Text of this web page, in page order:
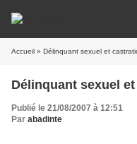
Accueil » Délinquant sexuel et
Délinquant sexuel
Publié le 21/08/2007 à 12:51
Par abadinte